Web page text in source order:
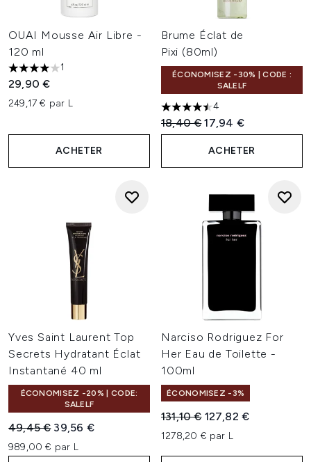
OUAI Mousse Air Libre -
120 ml
4 étoiles sur un maximum de 5
1
29,90 €
249,17 € par L
ACHETER
Brume Éclat de
Pixi (80ml)
ÉCONOMISEZ -30% | CODE :
SALELF
4.5 étoiles sur un maximum
4
Prix de vente :
18,40 €Prix ​​actuel :
17,94 €
ACHETER
Yves Saint Laurent Top
Secrets Hydratant Éclat
Instantané 40 ml
ÉCONOMISEZ -20% | CODE:
SALELF
Prix de vente :
49,45 € Prix ​​actuel :
39,56 €
989,00 € par L
Narciso Rodriguez For
Her Eau de Toilette -
100ml
ÉCONOMISEZ -3%
Prix de vente :
131,10 € Prix ​​actuel :
127,82 €
1278,20 € par L